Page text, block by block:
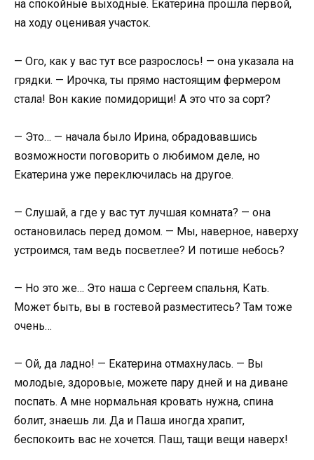
на спокойные выходные. Екатерина прошла первой,
на ходу оценивая участок.
— Ого, как у вас тут все разрослось! — она указала на
грядки. — Ирочка, ты прямо настоящим фермером
стала! Вон какие помидорищи! А это что за сорт?
— Это… — начала было Ирина, обрадовавшись
возможности поговорить о любимом деле, но
Екатерина уже переключилась на другое.
— Слушай, а где у вас тут лучшая комната? — она
остановилась перед домом. — Мы, наверное, наверху
устроимся, там ведь посветлее? И потише небось?
— Но это же… Это наша с Сергеем спальня, Кать.
Может быть, вы в гостевой разместитесь? Там тоже
очень…
— Ой, да ладно! — Екатерина отмахнулась. — Вы
молодые, здоровые, можете пару дней и на диване
поспать. А мне нормальная кровать нужна, спина
болит, знаешь ли. Да и Паша иногда храпит,
беспокоить вас не хочется. Паш, тащи вещи наверх!